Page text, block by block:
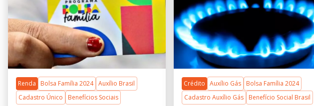
Renda Bolsa Família 2024 Auxílio Brasil
Cadastro Único
Benefícios Sociais
Crédito Auxílio Gás
Bolsa Família 2024
Cadastro Auxílio Gás
Benefício Social Brasil